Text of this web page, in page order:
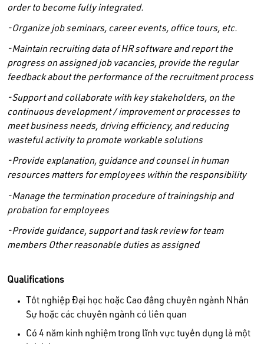
order to become fully integrated.
-Organize job seminars, career events, office tours, etc.
-Maintain recruiting data of HR software and report the
progress on assigned job vacancies, provide the regular
feedback about the performance of the recruitment process
-Support and collaborate with key stakeholders, on the
continuous development / improvement or processes to
meet business needs, driving efficiency, and reducing
wasteful activity to promote workable solutions
-Provide explanation, guidance and counsel in human
resources matters for employees within the responsibility
-Manage the termination procedure of trainingship and
probation for employees
-Provide guidance, support and task review for team
members Other reasonable duties as assigned
Qualifications
Tốt nghiệp Đại học hoặc Cao đẳng chuyên ngành Nhân
Sự hoặc các chuyên ngành có liên quan
Có 4 năm kinh nghiệm trong lĩnh vực tuyển dụng là một